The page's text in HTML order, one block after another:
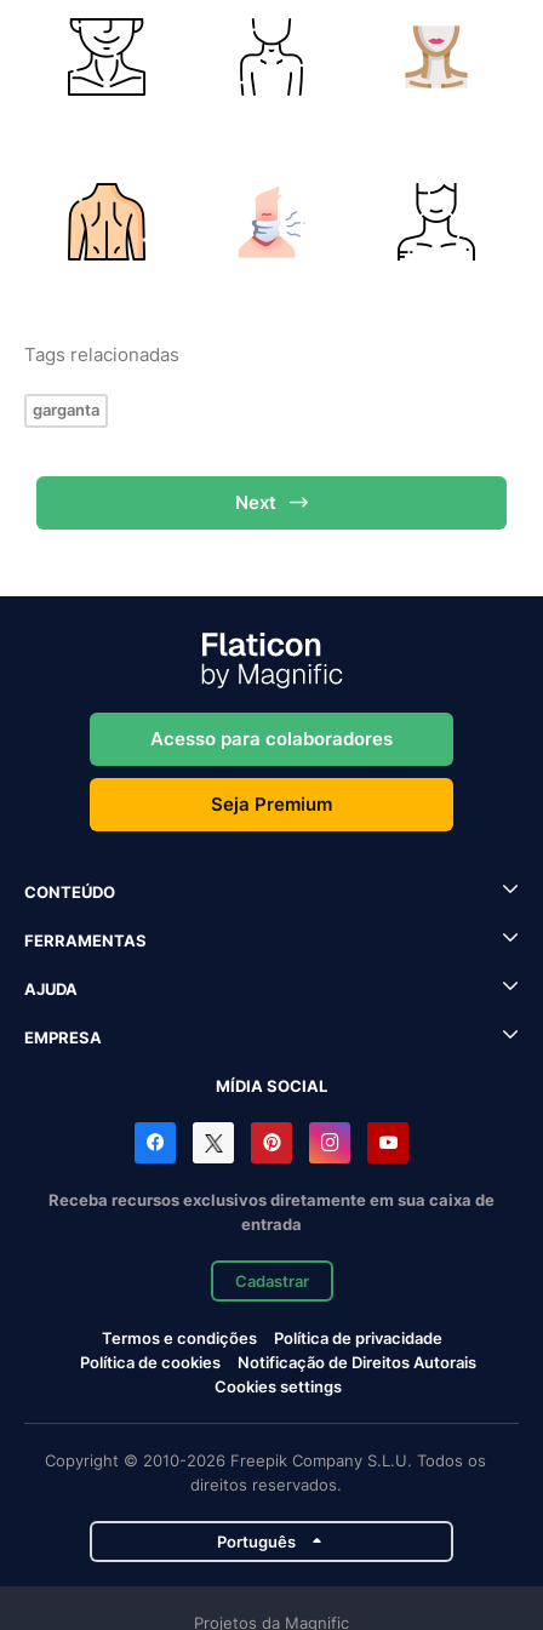
Tags relacionadas
garganta
Next
Acesso para colaboradores
Seja Premium
CONTEÚDO
FERRAMENTAS
AJUDA
EMPRESA
MÍDIA SOCIAL
Receba recursos exclusivos diretamente em sua caixa de
entrada
Cadastrar
Termos e condições
Política de privacidade
Política de cookies
Notificação de Direitos Autorais
Cookies settings
Copyright © 2010-2026 Freepik Company S.L.U. Todos os
direitos reservados.
Português
Projetos da Magnific